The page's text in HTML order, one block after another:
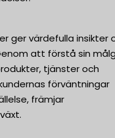
ger värdefulla insikter
att förstå sin
tjänster och
förväntningar
främjar